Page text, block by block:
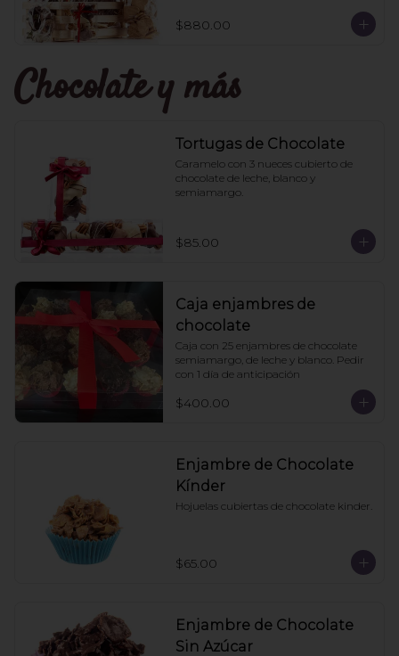
- 1 bote pretzles con chocolate
- 1 bolsa galletas jengibre
Pedidos con 2 días de anticipación
$880.00
Chocolate y más
Tortugas de Chocolate
Caramelo con 3 nueces cubierto de
chocolate de leche, blanco y
semiamargo.
$85.00
Caja enjambres de
chocolate
Caja con 25 enjambres de chocolate
semiamargo, de leche y blanco. Pedir
con 1 día de anticipación
$400.00
Enjambre de Chocolate
Kínder
Hojuelas cubiertas de chocolate kinder.
$65.00
Enjambre de Chocolate
Sin Azúcar